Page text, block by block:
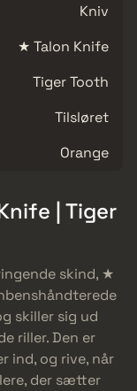
Kniv
★ Talon Knife
Tiger Tooth
Tilsløret
Orange
| Tiger
skind, ★
skiller sig ud
riller. Den er
ind, og rive, når
der sætter